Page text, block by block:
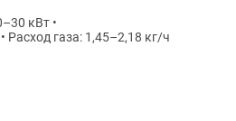
кВт •
Расход газа: 1,45–2,18 кг/ч